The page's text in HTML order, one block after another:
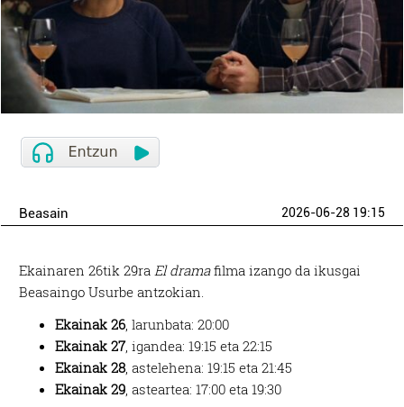
Beasain 2026-06-28 19:15
Ekainaren 26tik 29ra El dramafilma izango da ikusgai
Beasaingo Usurbe antzokian.
Ekainak 26 , larunbata: 20:00
Ekainak 27, igandea: 19:15 eta 22:15
Ekainak 28, astelehena: 19:15 eta 21:45
Ekainak 29 , asteartea: 17:00 eta 19:30